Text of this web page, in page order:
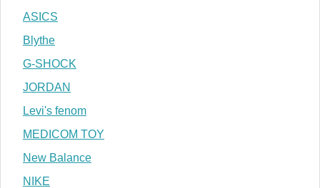
ASICS
Blythe
G-SHOCK
JORDAN
Levi's fenom
MEDICOM TOY
New Balance
NIKE